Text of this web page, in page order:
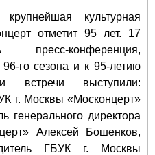
культурная
отметит 95 лет. 17
пресс-конференция,
го сезона и к 95-летию
встречи выступили:
г. Москвы «Москонцерт»
генерального директора
Алексей Бошенков,
ГБУК г. Москвы